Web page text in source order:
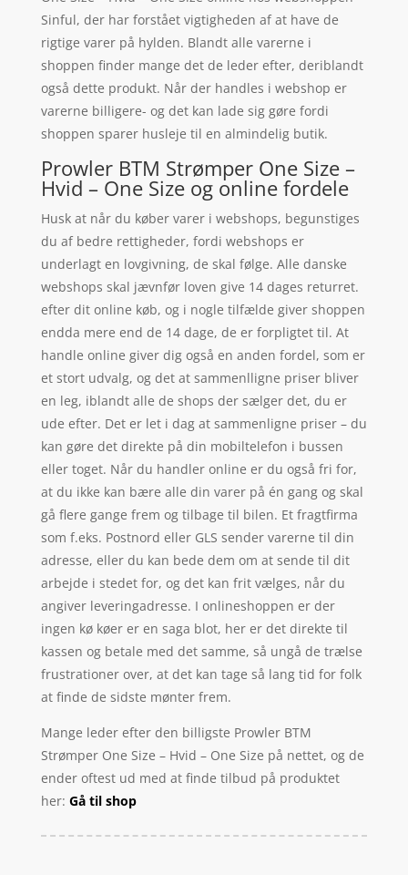
Sinful, der har forstået vigtigheden af at have de
rigtige varer på hylden. Blandt alle varerne i
shoppen finder mange det de leder efter, deriblandt
også dette produkt. Når der handles i webshop er
varerne billigere- og det kan lade sig gøre fordi
shoppen sparer husleje til en almindelig butik.
Prowler BTM Strømper One Size –
Hvid – One Size og online fordele
Husk at når du køber varer i webshops, begunstiges
du af bedre rettigheder, fordi webshops er
underlagt en lovgivning, de skal følge. Alle danske
webshops skal jævnfør loven give 14 dages returret.
efter dit online køb, og i nogle tilfælde giver shoppen
endda mere end de 14 dage, de er forpligtet til. At
handle online giver dig også en anden fordel, som er
et stort udvalg, og det at sammenlligne priser bliver
en leg, iblandt alle de shops der sælger det, du er
ude efter. Det er let i dag at sammenligne priser – du
kan gøre det direkte på din mobiltelefon i bussen
eller toget. Når du handler online er du også fri for,
at du ikke kan bære alle din varer på én gang og skal
gå flere gange frem og tilbage til bilen. Et fragtfirma
som f.eks. Postnord eller GLS sender varerne til din
adresse, eller du kan bede dem om at sende til dit
arbejde i stedet for, og det kan frit vælges, når du
angiver leveringadresse. I onlineshoppen er der
ingen kø køer er en saga blot, her er det direkte til
kassen og betale med det samme, så ungå de trælse
frustrationer over, at det kan tage så lang tid for folk
at finde de sidste mønter frem.
Mange leder efter den billigste Prowler BTM
Strømper One Size – Hvid – One Size på nettet, og de
ender oftest ud med at finde tilbud på produktet
her: Gå til shop